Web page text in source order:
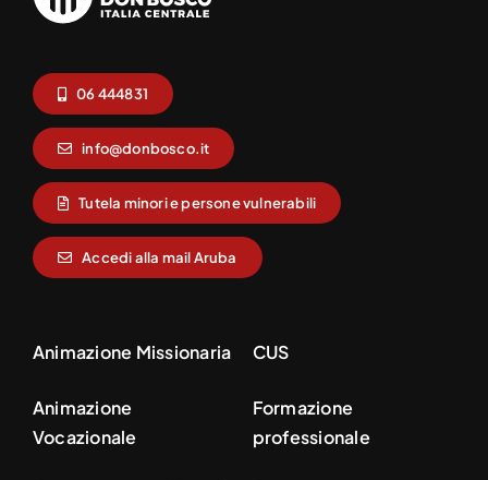
06 444831
info@donbosco.it
Tutela minori e persone vulnerabili
Accedi alla mail Aruba
Animazione Missionaria
Animazione
Vocazionale
CUS
Formazione
professionale